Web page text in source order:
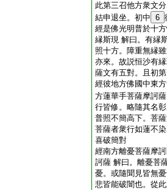
此第三召他方衆文
結申退坐。初中 6
經是佛光明普於十
縁斯現 解曰。有縁
照十方。障重無縁
亦來。故説恒沙有
薩文有五對。且初
經彼地方佛國中東
方蓮華手菩薩摩訶
行皆修。略隨其名
普照不簡高下。菩
菩薩者衆行如蓮不
喜破簡對
經南方離憂菩薩摩
訶薩 解曰。離憂菩
憂。或隨聞見皆無
悲皆能破闇也。從